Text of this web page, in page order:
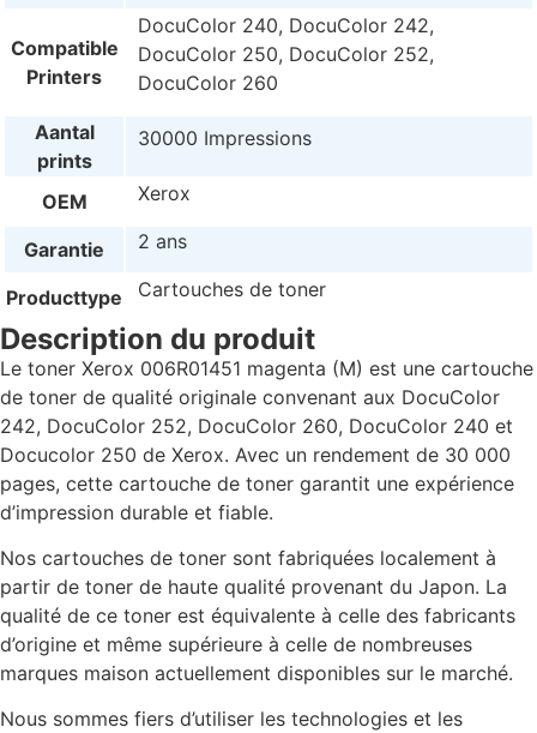
Compatible
Printers
DocuColor 240, DocuColor 242,
DocuColor 250, DocuColor 252,
DocuColor 260
Aantal
prints
30000 Impressions
OEM Xerox
Garantie 2 ans
Producttype Cartouches de toner
Description du produit
Le toner Xerox 006R01451 magenta (M) est une cartouche
de toner de qualité originale convenant aux DocuColor
242, DocuColor 252, DocuColor 260, DocuColor 240 et
Docucolor 250 de Xerox. Avec un rendement de 30 000
pages, cette cartouche de toner garantit une expérience
d’impression durable et fiable.
Nos cartouches de toner sont fabriquées localement à
partir de toner de haute qualité provenant du Japon. La
qualité de ce toner est équivalente à celle des fabricants
d’origine et même supérieure à celle de nombreuses
marques maison actuellement disponibles sur le marché.
Nous sommes fiers d’utiliser les technologies et les